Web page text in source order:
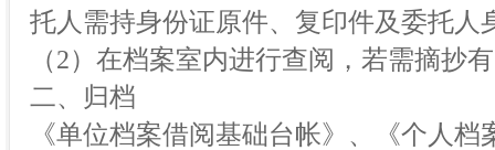
托人需持身份证原件、复印件及委托人
（2）在档案室内进行查阅，若需摘抄
二、归档
《单位档案借阅基础台帐》、《个人